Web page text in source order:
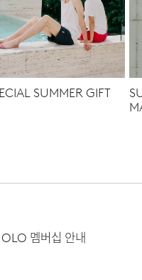
SUMMER GIFT
OLO 멤버십 안내